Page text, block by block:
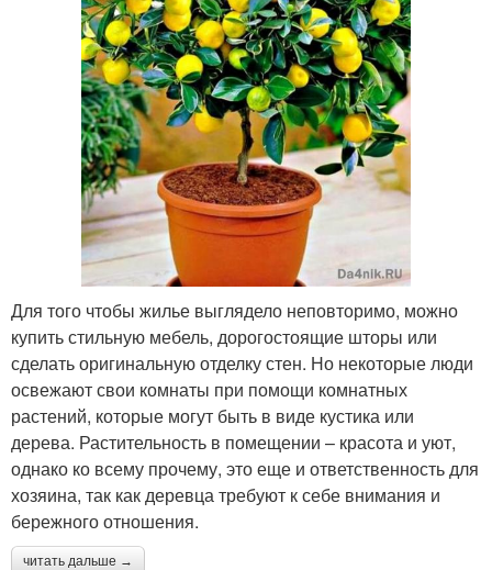
Для того чтобы жилье выглядело неповторимо, можно
купить стильную мебель, дорогостоящие шторы или
сделать оригинальную отделку стен. Но некоторые люди
освежают свои комнаты при помощи комнатных
растений, которые могут быть в виде кустика или
дерева. Растительность в помещении – красота и уют,
однако ко всему прочему, это еще и ответственность для
хозяина, так как деревца требуют к себе внимания и
бережного отношения.
читать дальше →